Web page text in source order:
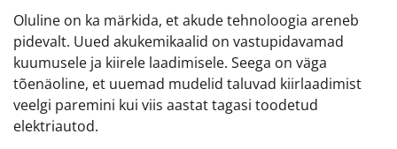
Oluline on ka märkida, et akude tehnoloogia areneb
pidevalt. Uued akukemikaalid on vastupidavamad
kuumusele ja kiirele laadimisele. Seega on väga
tõenäoline, et uuemad mudelid taluvad kiirlaadimist
veelgi paremini kui viis aastat tagasi toodetud
elektriautod.